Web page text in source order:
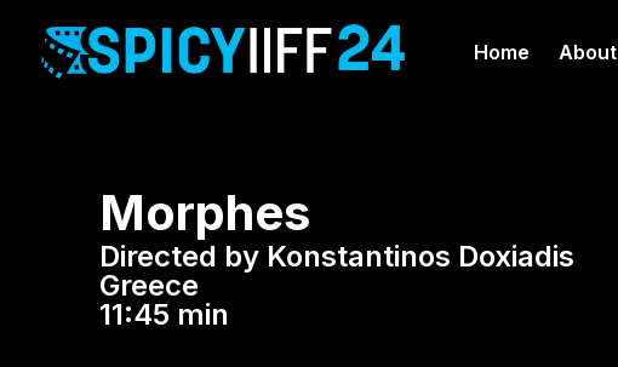
Home About
Morphes
Directed by Konstantinos Doxiadis
Greece
11:45 min